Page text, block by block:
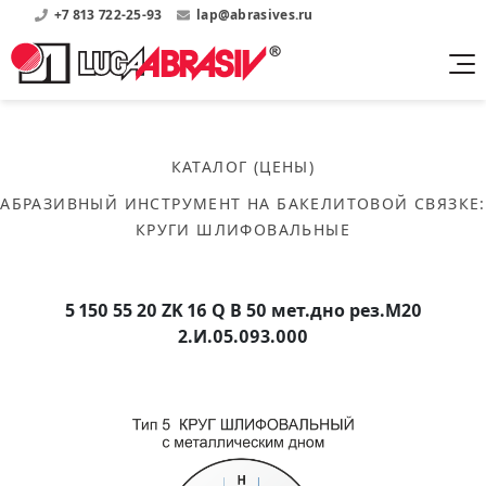
+7 813 722-25-93 lap@abrasives.ru
бакелитовой связке
Скачать каталог
Круги шлифовальные
Сегменты шлифовальные
Бруски шлифовальные
Скачать каталог
Круги шлифовальные
Скачать прайсы на нашу продукцию
эсплуатации
О нас
Информация о заводе
История завода
Список партнеров завода
Где купить?
Контакты
КАТАЛОГ (ЦЕНЫ)
АБРАЗИВНЫЙ ИНСТРУМЕНТ НА БАКЕЛИТОВОЙ СВЯЗКЕ:
КРУГИ ШЛИФОВАЛЬНЫЕ
5 150 55 20 ZK 16 Q B 50 мет.дно рез.М20
2.И.05.093.000